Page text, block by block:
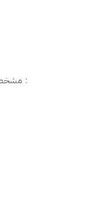
مشخصات دریافت شبکه ایران فردا در ماهواره ترکمنعالم :